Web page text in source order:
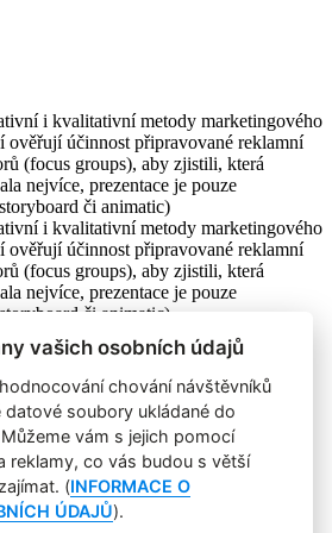
i kvalitativní metody marketingového
ověřují účinnost připravované reklamní
(focus groups), aby zjistili, která
nejvíce, prezentace je pouze
či animatic)
i kvalitativní metody marketingového
ověřují účinnost připravované reklamní
(focus groups), aby zjistili, která
nejvíce, prezentace je pouze
či animatic)
výzkum
Agency, s.r.o. Plné znění licenčních
vašich osobních údajů
chování návštěvníků
soubory ukládané do
vám s jejich pomocí
reklamy, co vás budou s větší
(INFORMACE O
ÚDAJŮ).